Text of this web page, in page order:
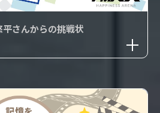
さんからの挑戦状